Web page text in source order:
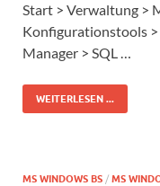
Start > Verwaltung >
Konfigurationstools
Manager > SQL …
WEITERLESEN ...
MS WINDOWS BS / MS